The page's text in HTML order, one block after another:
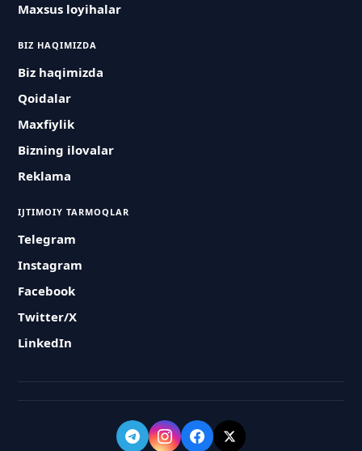
Maxsus loyihalar
BIZ HAQIMIZDA
Biz haqimizda
Qoidalar
Maxfiylik
Bizning ilovalar
Reklama
IJTIMOIY TARMOQLAR
Telegram
Instagram
Facebook
Twitter/X
LinkedIn